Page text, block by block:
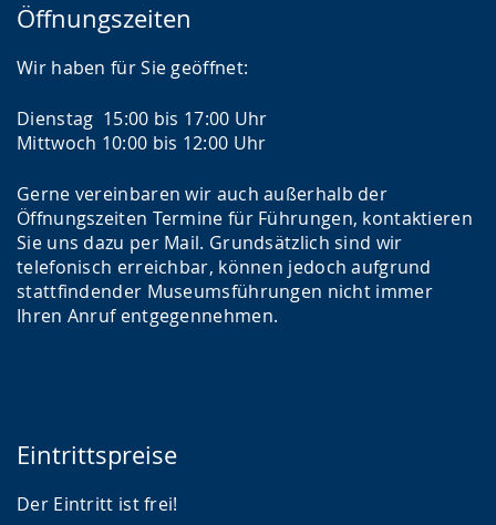
Öffnungszeiten
Wir haben für Sie geöffnet:
Dienstag 15:00 bis 17:00 Uhr
Mittwoch 10:00 bis 12:00 Uhr
Gerne vereinbaren wir auch außerhalb der
Öffnungszeiten Termine für Führungen, kontaktieren
Sie uns dazu per Mail. Grundsätzlich sind wir
telefonisch erreichbar, können jedoch aufgrund
stattfindender Museumsführungen nicht immer
Ihren Anruf entgegennehmen.
Eintrittspreise
Der Eintritt ist frei!